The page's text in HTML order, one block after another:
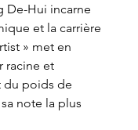
De-Hui incarne
et la carrière
» met en
racine et
du poids de
note la plus